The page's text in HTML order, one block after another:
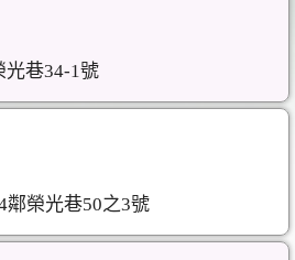
光巷34-1號
鄰榮光巷50之3號